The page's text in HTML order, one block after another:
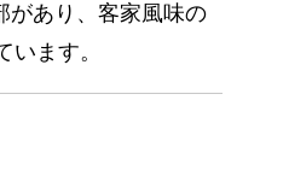
があり、客家風味の
ます。